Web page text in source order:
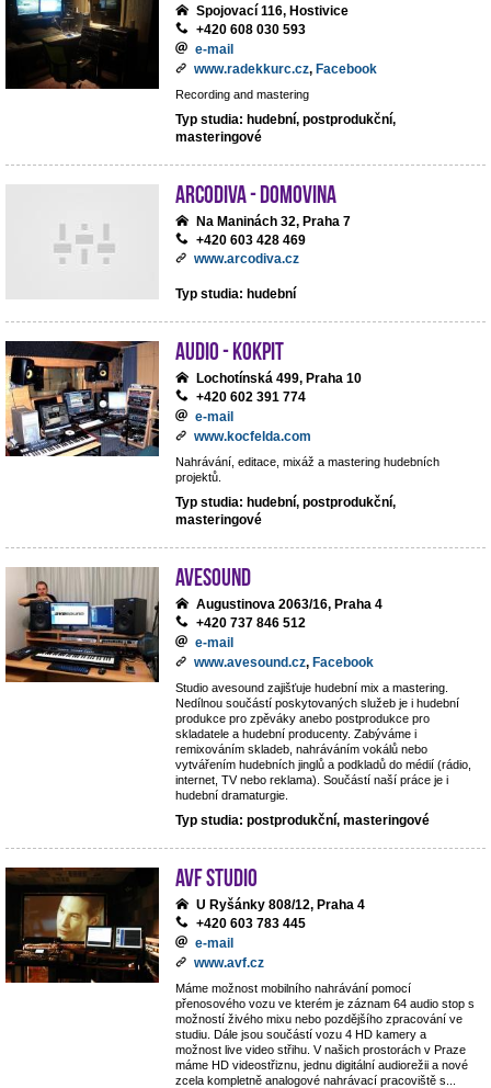
Spojovací 116, Hostivice
+420 608 030 593
e-mail
www.radekkurc.cz, Facebook
Recording and mastering
Typ studia: hudební, postprodukční,
masteringové
ArcoDiva - Domovina
Na Maninách 32, Praha 7
+420 603 428 469
www.arcodiva.cz
Typ studia: hudební
Audio - Kokpit
Lochotínská 499, Praha 10
+420 602 391 774
e-mail
www.kocfelda.com
Nahrávání, editace, mixáž a mastering hudebních
projektů.
Typ studia: hudební, postprodukční,
masteringové
avesound
Augustinova 2063/16, Praha 4
+420 737 846 512
e-mail
www.avesound.cz, Facebook
Studio avesound zajišťuje hudební mix a mastering.
Nedílnou součástí poskytovaných služeb je i hudební
produkce pro zpěváky anebo postprodukce pro
skladatele a hudební producenty. Zabýváme i
remixováním skladeb, nahráváním vokálů nebo
vytvářením hudebních jinglů a podkladů do médií (rádio,
internet, TV nebo reklama). Součástí naší práce je i
hudební dramaturgie.
Typ studia: postprodukční, masteringové
AVF STUDIO
U Ryšánky 808/12, Praha 4
+420 603 783 445
e-mail
www.avf.cz
Máme možnost mobilního nahrávání pomocí
přenosového vozu ve kterém je záznam 64 audio stop s
možností živého mixu nebo pozdějšího zpracování ve
studiu. Dále jsou součástí vozu 4 HD kamery a
možnost live video střihu. V našich prostorách v Praze
máme HD videostřiznu, jednu digitální audiorežii a nové
zcela kompletně analogové nahrávací pracoviště s